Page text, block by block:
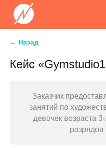
← Назад
Кейс
Заказчик
занятий по
девочек возраста
разрядов